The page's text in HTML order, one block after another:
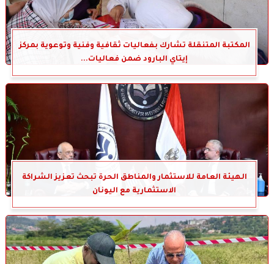
المكتبة المتنقلة تشارك بفعاليات ثقافية وفنية وتوعوية بمركز
إيتاي البارود ضمن فعاليات...
الهيئة العامة للاستثمار والمناطق الحرة تبحث تعزيز الشراكة
الاستثمارية مع اليونان